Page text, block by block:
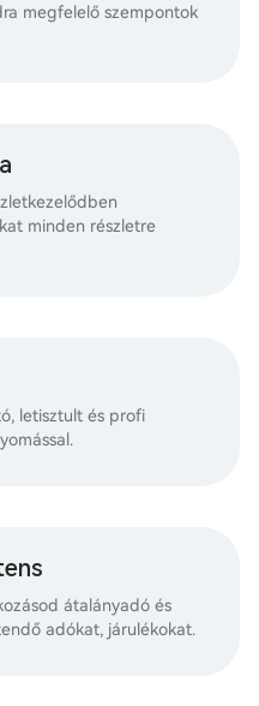
megfelelő szempontok
minden részletre
letisztult és profi
átalányadó és
adókat, járulékokat.